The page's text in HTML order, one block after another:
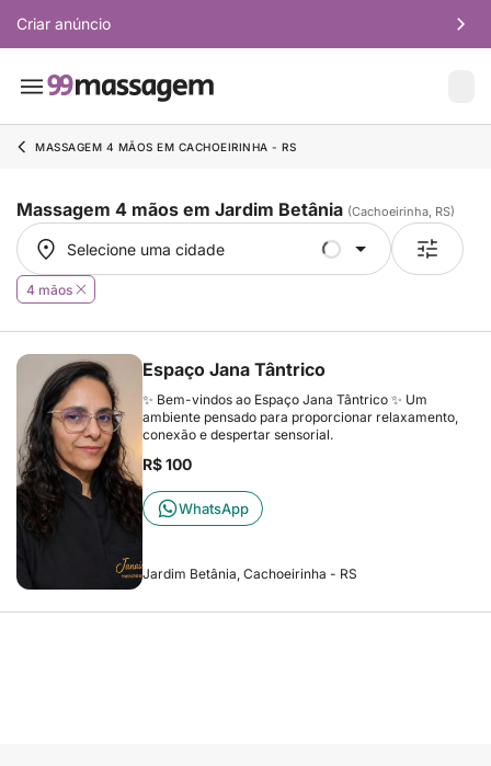
Criar anúncio
MASSAGEM 4 MÃOS EM CACHOEIRINHA - RS
Massagem 4 mãos em Jardim Betânia (Cachoeirinha, RS)
Selecione uma cidade
Selecione uma cidade
4 mãos
Espaço Jana Tântrico
✨ Bem-vindos ao Espaço Jana Tântrico ✨ Um
ambiente pensado para proporcionar relaxamento,
conexão e despertar sensorial.
R$ 100
WhatsApp
Jardim Betânia, Cachoeirinha - RS